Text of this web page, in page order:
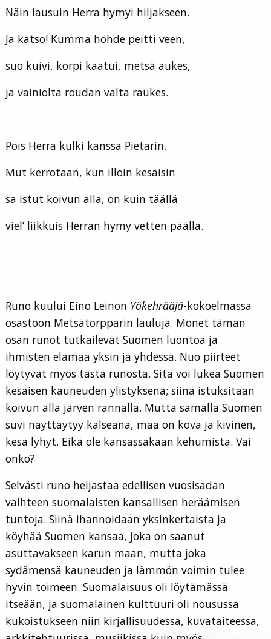
Näin lausuin Herra hymyi hiljakseen.
Ja katso! Kumma hohde peitti veen,
suo kuivi, korpi kaatui, metsä aukes,
ja vainiolta roudan valta raukes.
Pois Herra kulki kanssa Pietarin.
Mut kerrotaan, kun illoin kesäisin
sa istut koivun alla, on kuin täällä
viel’ liikkuis Herran hymy vetten päällä.
Runo kuului Eino Leinon Yökehrääjä-kokoelmassa
osastoon Metsätorpparin lauluja. Monet tämän
osan runot tutkailevat Suomen luontoa ja
ihmisten elämää yksin ja yhdessä. Nuo piirteet
löytyvät myös tästä runosta. Sitä voi lukea Suomen
kesäisen kauneuden ylistyksenä; siinä istuksitaan
koivun alla järven rannalla. Mutta samalla Suomen
suvi näyttäytyy kalseana, maa on kova ja kivinen,
kesä lyhyt. Eikä ole kansassakaan kehumista. Vai
onko?
Selvästi runo heijastaa edellisen vuosisadan
vaihteen suomalaisten kansallisen heräämisen
tuntoja. Siinä ihannoidaan yksinkertaista ja
köyhää Suomen kansaa, joka on saanut
asuttavakseen karun maan, mutta joka
sydämensä kauneuden ja lämmön voimin tulee
hyvin toimeen. Suomalaisuus oli löytämässä
itseään, ja suomalainen kulttuuri oli nousussa
kukoistukseen niin kirjallisuudessa, kuvataiteessa,